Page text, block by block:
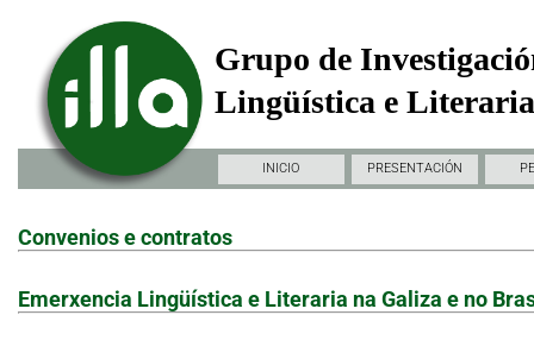
Grupo de
Lingüística e
INICIO PRESENTACIÓN
Convenios e contratos
Emerxencia Lingüística e Literaria na Galiza e no